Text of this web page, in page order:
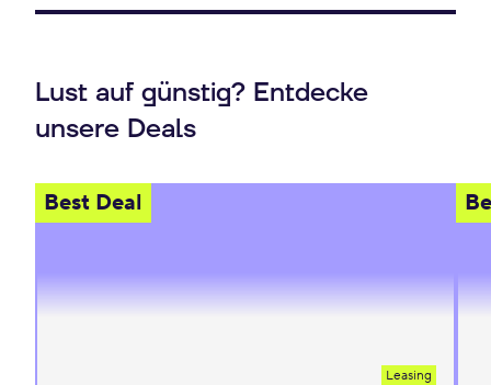
Lust auf günstig? Entdecke
unsere Deals
Best Deal
Leasing